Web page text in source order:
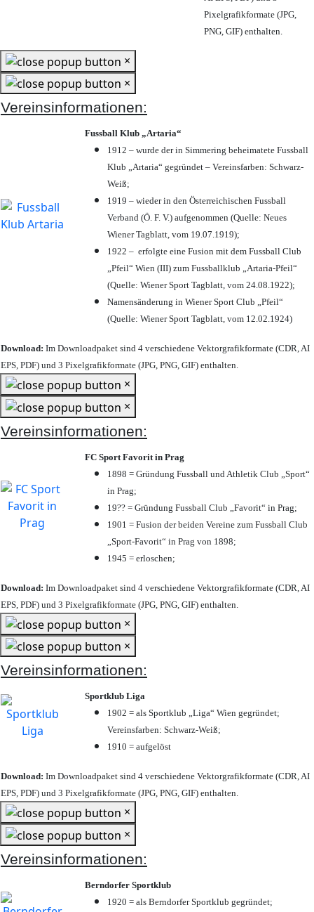
Pixelgrafikformate (JPG,
PNG, GIF) enthalten.
×
×
Vereinsinformationen:
Fussball Klub „Artaria“
1912 – wurde der in Simmering beheimatete Fussball
Klub „Artaria“ gegründet – Vereinsfarben: Schwarz-
Weiß;
1919 – wieder in den Österreichischen Fussball
Verband (Ö. F. V.) aufgenommen (Quelle: Neues
Wiener Tagblatt, vom 19.07.1919);
1922 – erfolgte eine Fusion mit dem Fussball Club
„Pfeil“ Wien (III) zum Fussballklub „Artaria-Pfeil“
(Quelle: Wiener Sport Tagblatt, vom 24.08.1922);
Namensänderung in Wiener Sport Club „Pfeil“
(Quelle: Wiener Sport Tagblatt, vom 12.02.1924)
Download: Im Downloadpaket sind 4 verschiedene Vektorgrafikformate (CDR, AI
EPS, PDF) und 3 Pixelgrafikformate (JPG, PNG, GIF) enthalten.
×
×
Vereinsinformationen:
FC Sport Favorit in Prag
1898 = Gründung Fussball und Athletik Club „Sport“
in Prag;
19?? = Gründung Fussball Club „Favorit“ in Prag;
1901 = Fusion der beiden Vereine zum Fussball Club
„Sport-Favorit“ in Prag von 1898;
1945 = erloschen;
Download: Im Downloadpaket sind 4 verschiedene Vektorgrafikformate (CDR, AI
EPS, PDF) und 3 Pixelgrafikformate (JPG, PNG, GIF) enthalten.
×
×
Vereinsinformationen:
Sportklub Liga
1902 = als Sportklub „Liga“ Wien gegründet;
Vereinsfarben: Schwarz-Weiß;
1910 = aufgelöst
Download: Im Downloadpaket sind 4 verschiedene Vektorgrafikformate (CDR, AI
EPS, PDF) und 3 Pixelgrafikformate (JPG, PNG, GIF) enthalten.
×
×
Vereinsinformationen:
Berndorfer Sportklub
1920 = als Berndorfer Sportklub gegründet;